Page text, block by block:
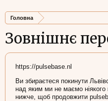
Головна
Зовнішнє
https://pulsebase.nl
Ви збираєтеся покинути
над яким ми не маємо ніякого
нижче, щоб продовжити